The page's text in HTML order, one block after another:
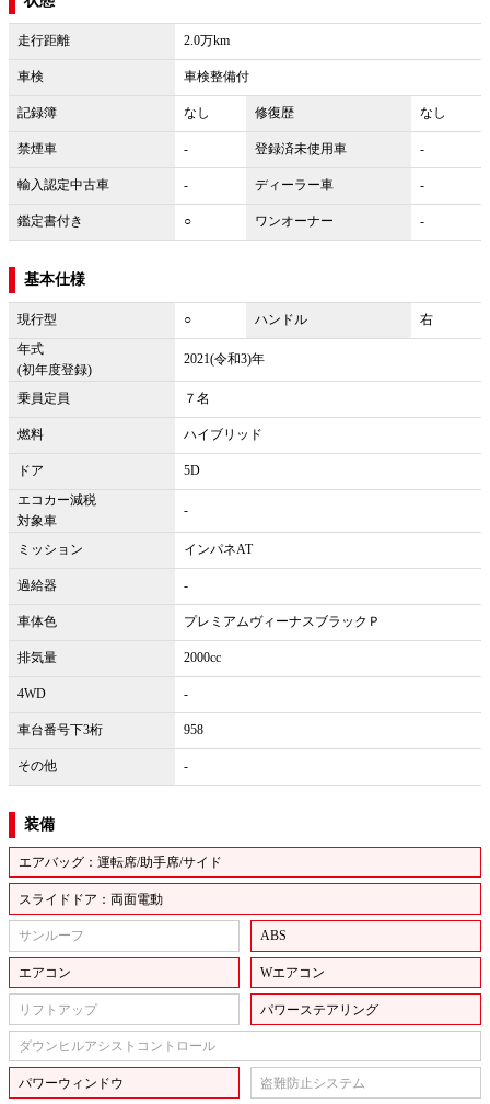
走行距離 2.0万km
車検 車検整備付
記録簿 なし 修復歴 なし
禁煙車 - 登録済未使用車 -
輸入認定中古車 - ディーラー車 -
鑑定書付き ○ ワンオーナー -
基本仕様
現行型 ○ ハンドル
右
年式
(初年度登録)
2021(令和3)年
乗員定員 ７名
燃料 ハイブリッド
ドア
5D
エコカー減税
対象車
-
ミッション インパネAT
過給器 -
車体色 プレミアムヴィーナスブラックＰ
排気量 2000cc
4WD -
車台番号下3桁 958
その他 -
装備
エアバッグ：運転席/助手席/サイド
スライドドア：両面電動
サンルーフ ABS
エアコン Wエアコン
リフトアップ パワーステアリング
ダウンヒルアシストコントロール
パワーウィンドウ 盗難防止システム